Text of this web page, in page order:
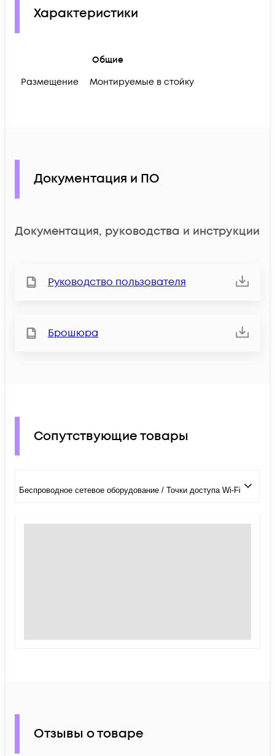
Характеристики
Общие
Размещение
Монтируемые в стойку
Документация и ПО
Документация, руководства и инструкции
Руководство пользователя
Брошюра
Сопутствующие товары
Беспроводное сетевое оборудование / Точки доступа Wi-Fi
Отзывы о товаре